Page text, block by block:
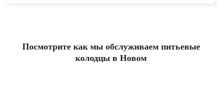
Посмотрите как мы обслуживаем питьевые
колодцы в Новом